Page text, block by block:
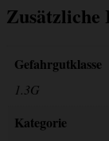
Gefahrgutklasse
1.3G
Kategorie